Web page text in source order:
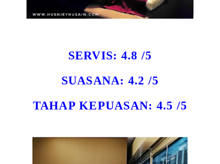
SERVIS: 4.8 /5
SUASANA: 4.2 /5
TAHAP KEPUASAN: 4.5 /5